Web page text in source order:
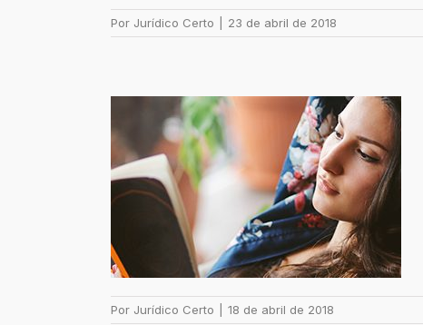
Por Jurídico Certo 23 de abril de 2018
Por Jurídico Certo 18 de abril de 2018